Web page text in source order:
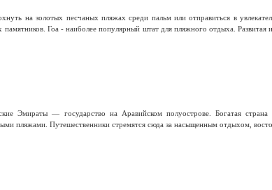
на золотых песчаных пляжах среди пальм или отправиться в
Гоа - наиболее популярный штат для пляжного отдыха.
Эмираты — государство на Аравийском полуострове. Богатая
пляжами. Путешественники стремятся сюда за насыщенным отдыхом,